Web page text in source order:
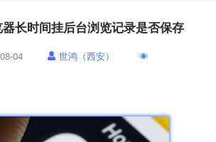
长时间挂后台浏览记录是否保存
04 世鸿（西安）